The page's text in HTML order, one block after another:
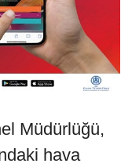
Müdürlüğü,
hava